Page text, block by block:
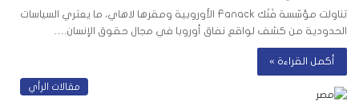
تناولت مؤسّسة فَنَك Fanack الأوروبية ومقرها لاهاي، ما يعتري السياسات
الحدودية من كشف لواقع نفاق أوروبا في مجال حقوق الإنسان.…
أكمل القراءة »
مقالات الرأي